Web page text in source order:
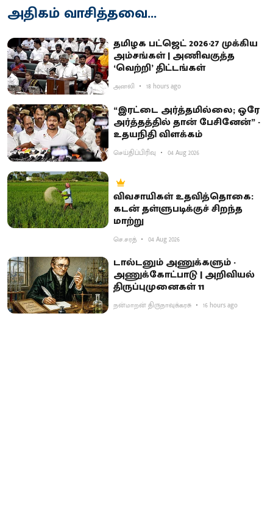
அதிகம் வாசித்தவை...
தமிழக பட்ஜெட் 2026-27 முக்கிய
அம்சங்கள் | அணிவகுத்த
‘வெற்றி’ திட்டங்கள்
அனலி 18 hours ago
“இரட்டை அர்த்தமில்லை; ஒரே
அர்த்தத்தில் தான் பேசினேன்” -
உதயநிதி விளக்கம்
செய்திப்பிரிவு 04 Aug 2026
விவசாயிகள் உதவித்தொகை:
கடன் தள்ளுபடிக்குச் சிறந்த
மாற்று
செ.சரத் 04 Aug 2026
டால்டனும் அணுக்களும் -
அணுக்கோட்பாடு | அறிவியல்
திருப்புமுனைகள் 11
நன்மாறன் திருநாவுக்கரசு 16 hours ago